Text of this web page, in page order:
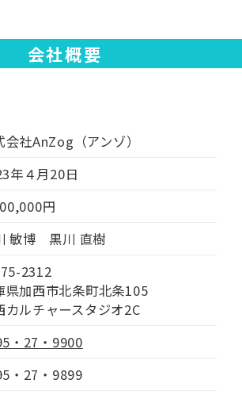
会社概要
会社AnZog（アンゾ）
年４月20日
円
敏博 黒川 直樹
2312
県加西市北条町北条105
カルチャースタジオ2C
・27・9900
・27・9899